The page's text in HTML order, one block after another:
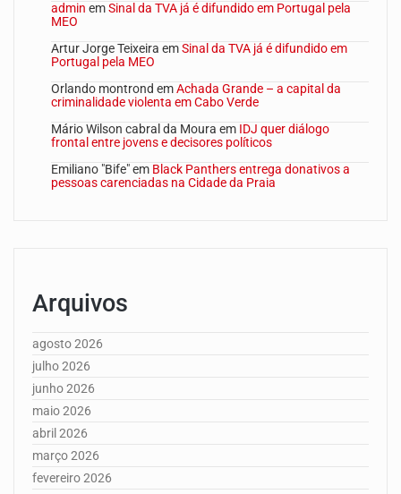
admin emSinal da TVA já é difundido em Portugal pela
MEO
Artur Jorge Teixeira emSinal da TVA já é difundido em
Portugal pela MEO
Orlando montrond emAchada Grande – a capital da
criminalidade violenta em Cabo Verde
Mário Wilson cabral da Moura em IDJ quer diálogo
frontal entre jovens e decisores políticos
Emiliano "Bife"em Black Panthers entrega donativos a
pessoas carenciadas na Cidade da Praia
Arquivos
agosto 2026
julho 2026
junho 2026
maio 2026
abril 2026
março 2026
fevereiro 2026